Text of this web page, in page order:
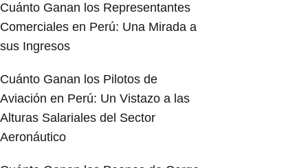
Cuánto Ganan los Representantes
Comerciales en Perú: Una Mirada a
sus Ingresos
Cuánto Ganan los Pilotos de
Aviación en Perú: Un Vistazo a las
Alturas Salariales del Sector
Aeronáutico